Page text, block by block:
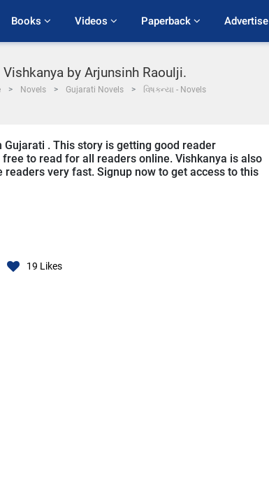
Books Videos Paperback Advertise
Vishkanya by Arjunsinh Raoulji.
Novels Gujarati Novels વિષકન્યા - Novels
. This story is getting good reader
to read for all readers online. Vishkanya is also
very fast. Signup now to get access to this
19 Likes